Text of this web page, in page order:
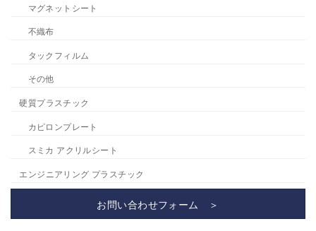
マグネットシート
不織布
タックフィルム
その他
硬質プラスチック
カピロンプレート
スミカ アクリルシート
エンジニアリング プラスチック
お問い合わせフォーム ＞